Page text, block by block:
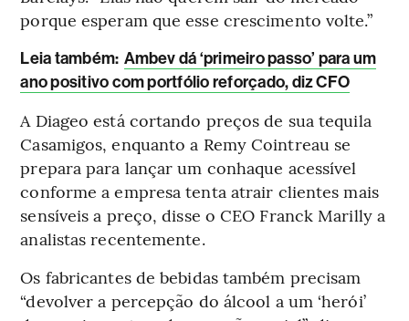
porque esperam que esse crescimento volte.”
Leia também: Ambev dá ‘primeiro passo’ para um
ano positivo com portfólio reforçado, diz CFO
A Diageo está cortando preços de sua tequila
Casamigos, enquanto a Remy Cointreau se
prepara para lançar um conhaque acessível
conforme a empresa tenta atrair clientes mais
sensíveis a preço, disse o CEO Franck Marilly a
analistas recentemente.
Os fabricantes de bebidas também precisam
“devolver a percepção do álcool a um ‘herói’